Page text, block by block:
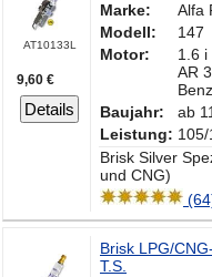
AT10133L
9,60 €
Details
Marke:
Alfa
Modell:
147
Motor:
1.6 i
AR
Baujahr:
ab
Leistung:
Brisk Silver
und CNG)
Brisk LPG/
T.S.